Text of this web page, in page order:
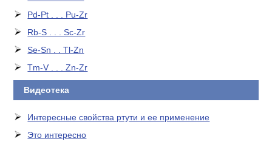
Pd-Pt . . . Pu-Zr
Rb-S . . . Sc-Zr
Se-Sn . . Tl-Zn
Tm-V . . . Zn-Zr
Видеотека
Интересные свойства ртути и ее применение
Это интересно